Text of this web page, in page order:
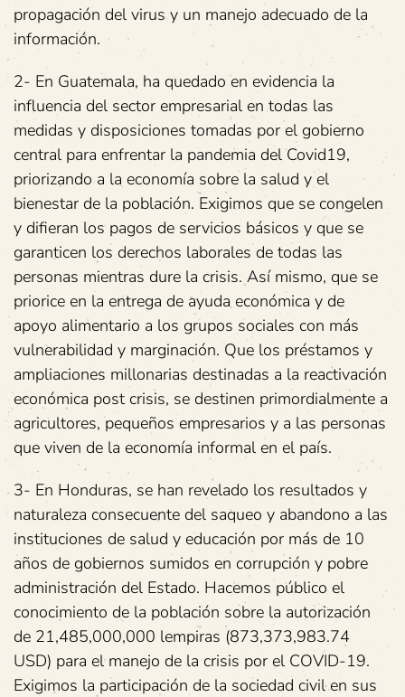
propagación del virus y un manejo adecuado de la
información.
2- En Guatemala, ha quedado en evidencia la
influencia del sector empresarial en todas las
medidas y disposiciones tomadas por el gobierno
central para enfrentar la pandemia del Covid19,
priorizando a la economía sobre la salud y el
bienestar de la población. Exigimos que se congelen
y difieran los pagos de servicios básicos y que se
garanticen los derechos laborales de todas las
personas mientras dure la crisis. Así mismo, que se
priorice en la entrega de ayuda económica y de
apoyo alimentario a los grupos sociales con más
vulnerabilidad y marginación. Que los préstamos y
ampliaciones millonarias destinadas a la reactivación
económica post crisis, se destinen primordialmente a
agricultores, pequeños empresarios y a las personas
que viven de la economía informal en el país.
3- En Honduras, se han revelado los resultados y
naturaleza consecuente del saqueo y abandono a las
instituciones de salud y educación por más de 10
años de gobiernos sumidos en corrupción y pobre
administración del Estado. Hacemos público el
conocimiento de la población sobre la autorización
de 21,485,000,000 lempiras (873,373,983.74
USD) para el manejo de la crisis por el COVID-19.
Exigimos la participación de la sociedad civil en sus